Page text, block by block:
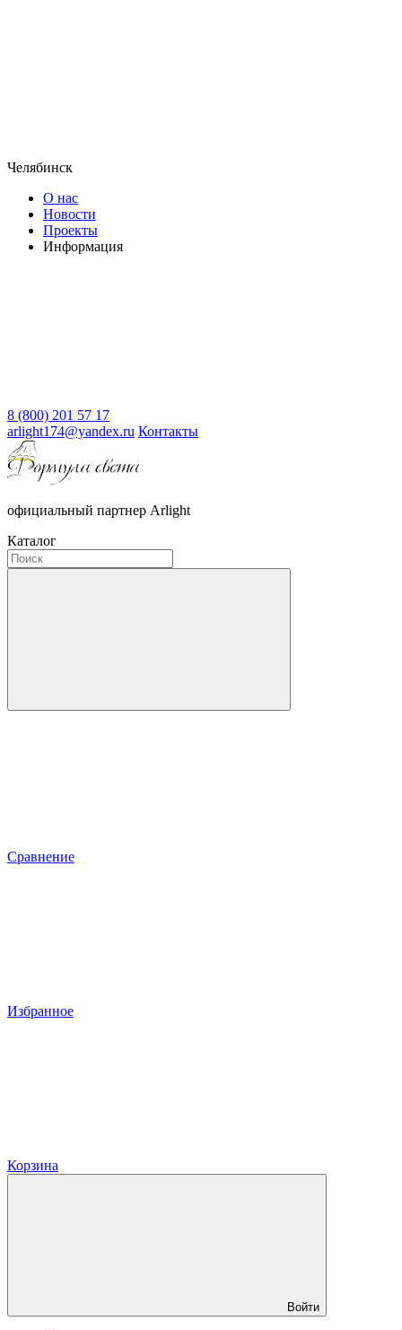
Челябинск
О нас
Новости
Проекты
Информация
8 (800) 201 57 17
arlight174@yandex.ru Контакты
официальный партнер Arlight
Каталог
Сравнение
Избранное
Корзина
Войти